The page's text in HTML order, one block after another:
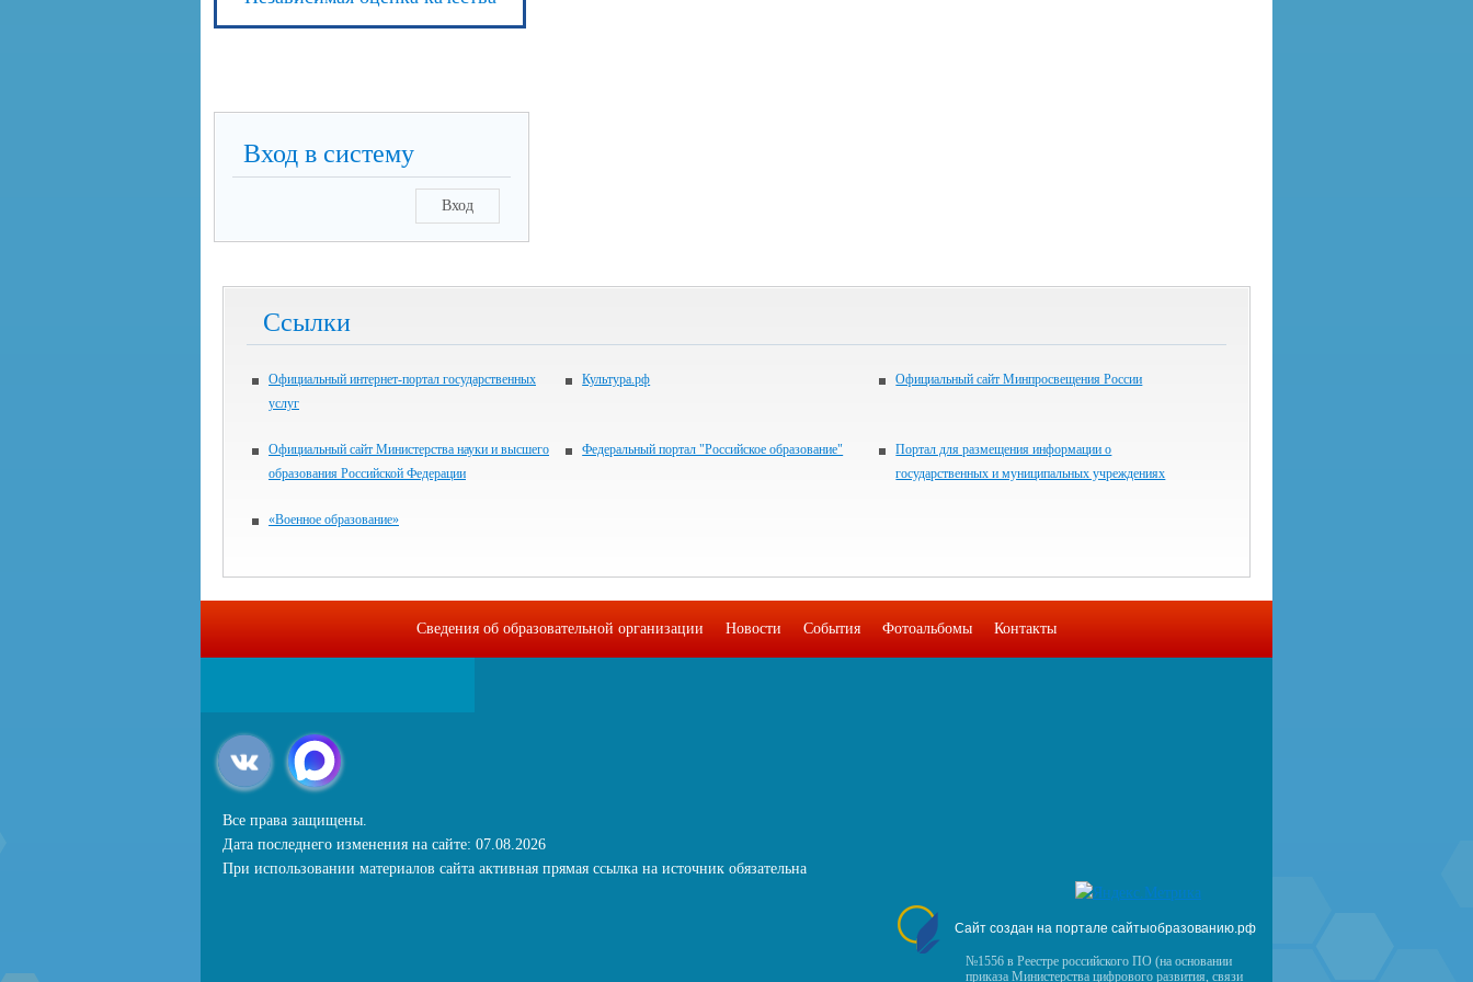
Вход в систему
Вход
Ссылки
Официальный интернет-портал государственных
услуг
Культура.рф Официальный сайт Минпросвещения России
Официальный сайт Министерства науки и высшего
образования Российской Федерации
Федеральный портал "Российское образование"
Портал для размещения информации о
государственных и муниципальных учреждениях
«Военное образование»
Сведения об образовательной организации Новости События Фотоальбомы Контакты
Все права защищены.
Дата последнего изменения на сайте: 07.08.2026
При использовании материалов сайта активная прямая ссылка на источник обязательна
Сайт создан на портале сайтыобразованию.рф
№1556 в Реестре российского ПО (на основании
приказа Министерства цифрового развития, связи